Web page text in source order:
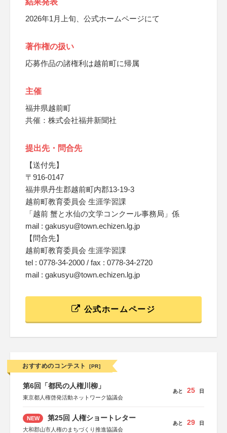
結果発表
2026年1月上旬、公式ホームページにて
著作権の扱い
応募作品の諸権利は越前町に帰属
主催
福井県越前町
共催：株式会社福井新聞社
提出先・問合先
【送付先】
〒916-0147
福井県丹生郡越前町内郡13-19-3
越前町教育委員会 生涯学習課
「越前 蟹と水仙の文学コンクール事務局」係
mail : gakusyu@town.echizen.lg.jp
【問合先】
越前町教育委員会 生涯学習課
tel : 0778-34-2000 / fax : 0778-34-2720
mail : gakusyu@town.echizen.lg.jp
公式ホームページ
おすすめのコンテスト [PR]
第6回「都民の人権川柳」
東京都人権啓発活動ネットワーク協議会
あと 25 日
NEW 第25回 人権ショートレター
大和郡山市人権のまちづくり推進協議会
あと 29 日